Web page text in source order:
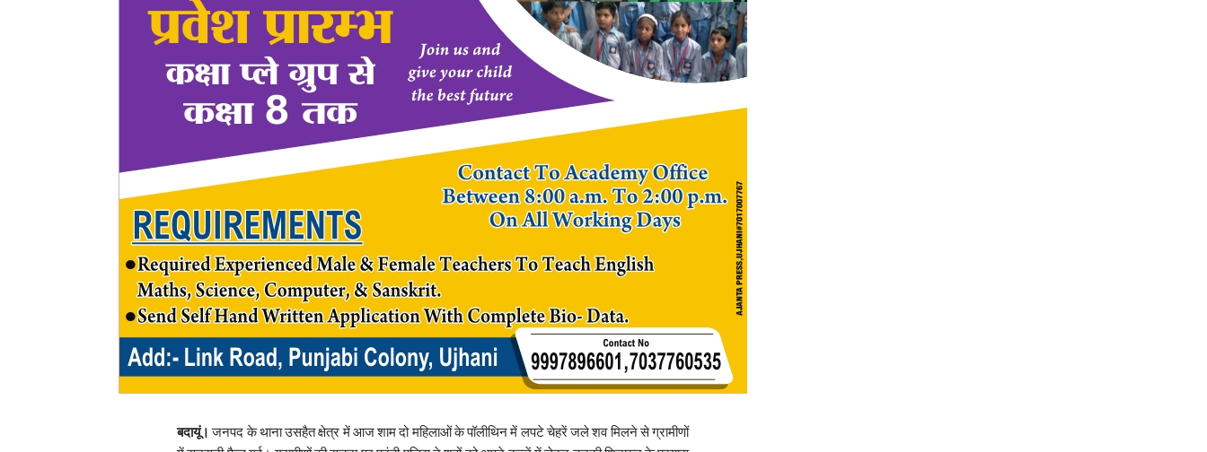
बदायूं। जनपद के थाना उसहैत क्षेत्र में आज शाम दो महिलाओं के पॉलीथिन में लपटे चेहरें जले शव मिलने से ग्रामीणों